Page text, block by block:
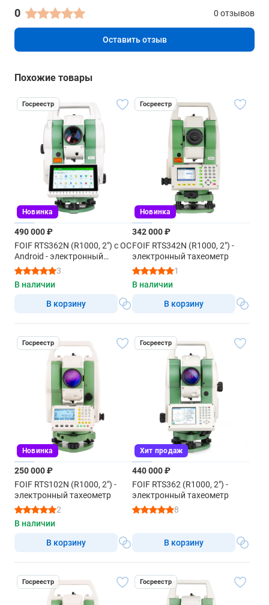
0 0 отзывов
Оставить отзыв
Похожие товары
Госреестр
Новинка
490 000 ₽
FOIF RTS362N (R1000, 2") с ОС
Android - электронный
тахеометр3
В наличии
В корзину
Госреестр
Новинка
342 000 ₽
FOIF RTS342N (R1000, 2") -
электронный тахеометр
1
В наличии
В корзину
Госреестр
Новинка
250 000 ₽
FOIF RTS102N (R1000, 2") -
электронный тахеометр
2
В наличии
В корзину
Госреестр
Хит продаж
440 000 ₽
FOIF RTS362 (R1000, 2") -
электронный тахеометр
8
В корзину
Госреестр Госреестр